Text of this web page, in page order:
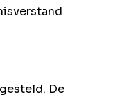
De